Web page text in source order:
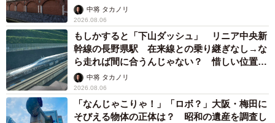
して」中将 タカノリ
2026.08.06
もしかすると「下山ダッシュ」 リニア中央新
幹線の長野県駅 在来線との乗り継ぎなし→な
ら走れば間に合うんじゃない？ 惜しい位置関
係が反響
中将 タカノリ
2026.08.06
「なんじゃこりゃ！」「ロボ？」大阪・梅田に
そびえる物体の正体は？ 昭和の遺産を調査し